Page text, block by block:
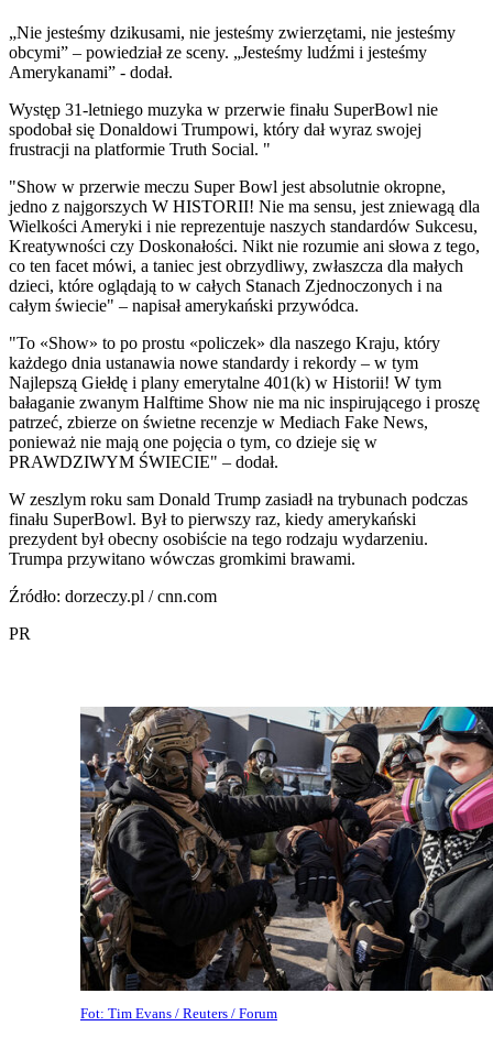
„Nie jesteśmy dzikusami, nie jesteśmy zwierzętami, nie jesteśmy
obcymi” – powiedział ze sceny. „Jesteśmy ludźmi i jesteśmy
Amerykanami” - dodał.
Występ 31-letniego muzyka w przerwie finału SuperBowl nie
spodobał się Donaldowi Trumpowi, który dał wyraz swojej
frustracji na platformie Truth Social. "
"Show w przerwie meczu Super Bowl jest absolutnie okropne,
jedno z najgorszych W HISTORII! Nie ma sensu, jest zniewagą dla
Wielkości Ameryki i nie reprezentuje naszych standardów Sukcesu,
Kreatywności czy Doskonałości. Nikt nie rozumie ani słowa z tego,
co ten facet mówi, a taniec jest obrzydliwy, zwłaszcza dla małych
dzieci, które oglądają to w całych Stanach Zjednoczonych i na
całym świecie" – napisał amerykański przywódca.
"To «Show» to po prostu «policzek» dla naszego Kraju, który
każdego dnia ustanawia nowe standardy i rekordy – w tym
Najlepszą Giełdę i plany emerytalne 401(k) w Historii! W tym
bałaganie zwanym Halftime Show nie ma nic inspirującego i proszę
patrzeć, zbierze on świetne recenzje w Mediach Fake News,
ponieważ nie mają one pojęcia o tym, co dzieje się w
PRAWDZIWYM ŚWIECIE" – dodał.
W zeszlym roku sam Donald Trump zasiadł na trybunach podczas
finału SuperBowl. Był to pierwszy raz, kiedy amerykański
prezydent był obecny osobiście na tego rodzaju wydarzeniu.
Trumpa przywitano wówczas gromkimi brawami.
Źródło: dorzeczy.pl / cnn.com
PR
Fot: Tim Evans / Reuters / Forum